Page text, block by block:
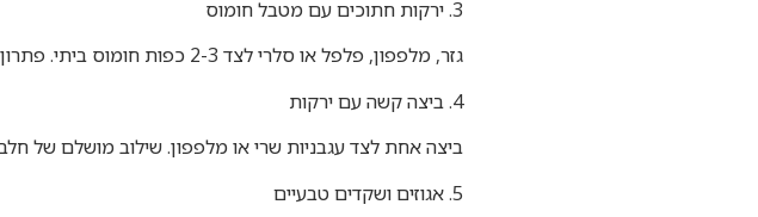
3. ירקות חתוכים עם מטבל חומוס
גזר, מלפפון, פלפל או סלרי לצד 2-3 כפות חומוס ביתי. פתרון קליל שמספק סיבים וחלבון.
4. ביצה קשה עם ירקות
ביצה אחת לצד עגבניות שרי או מלפפון. שילוב מושלם של
5. אגוזים ושקדים טבעיים